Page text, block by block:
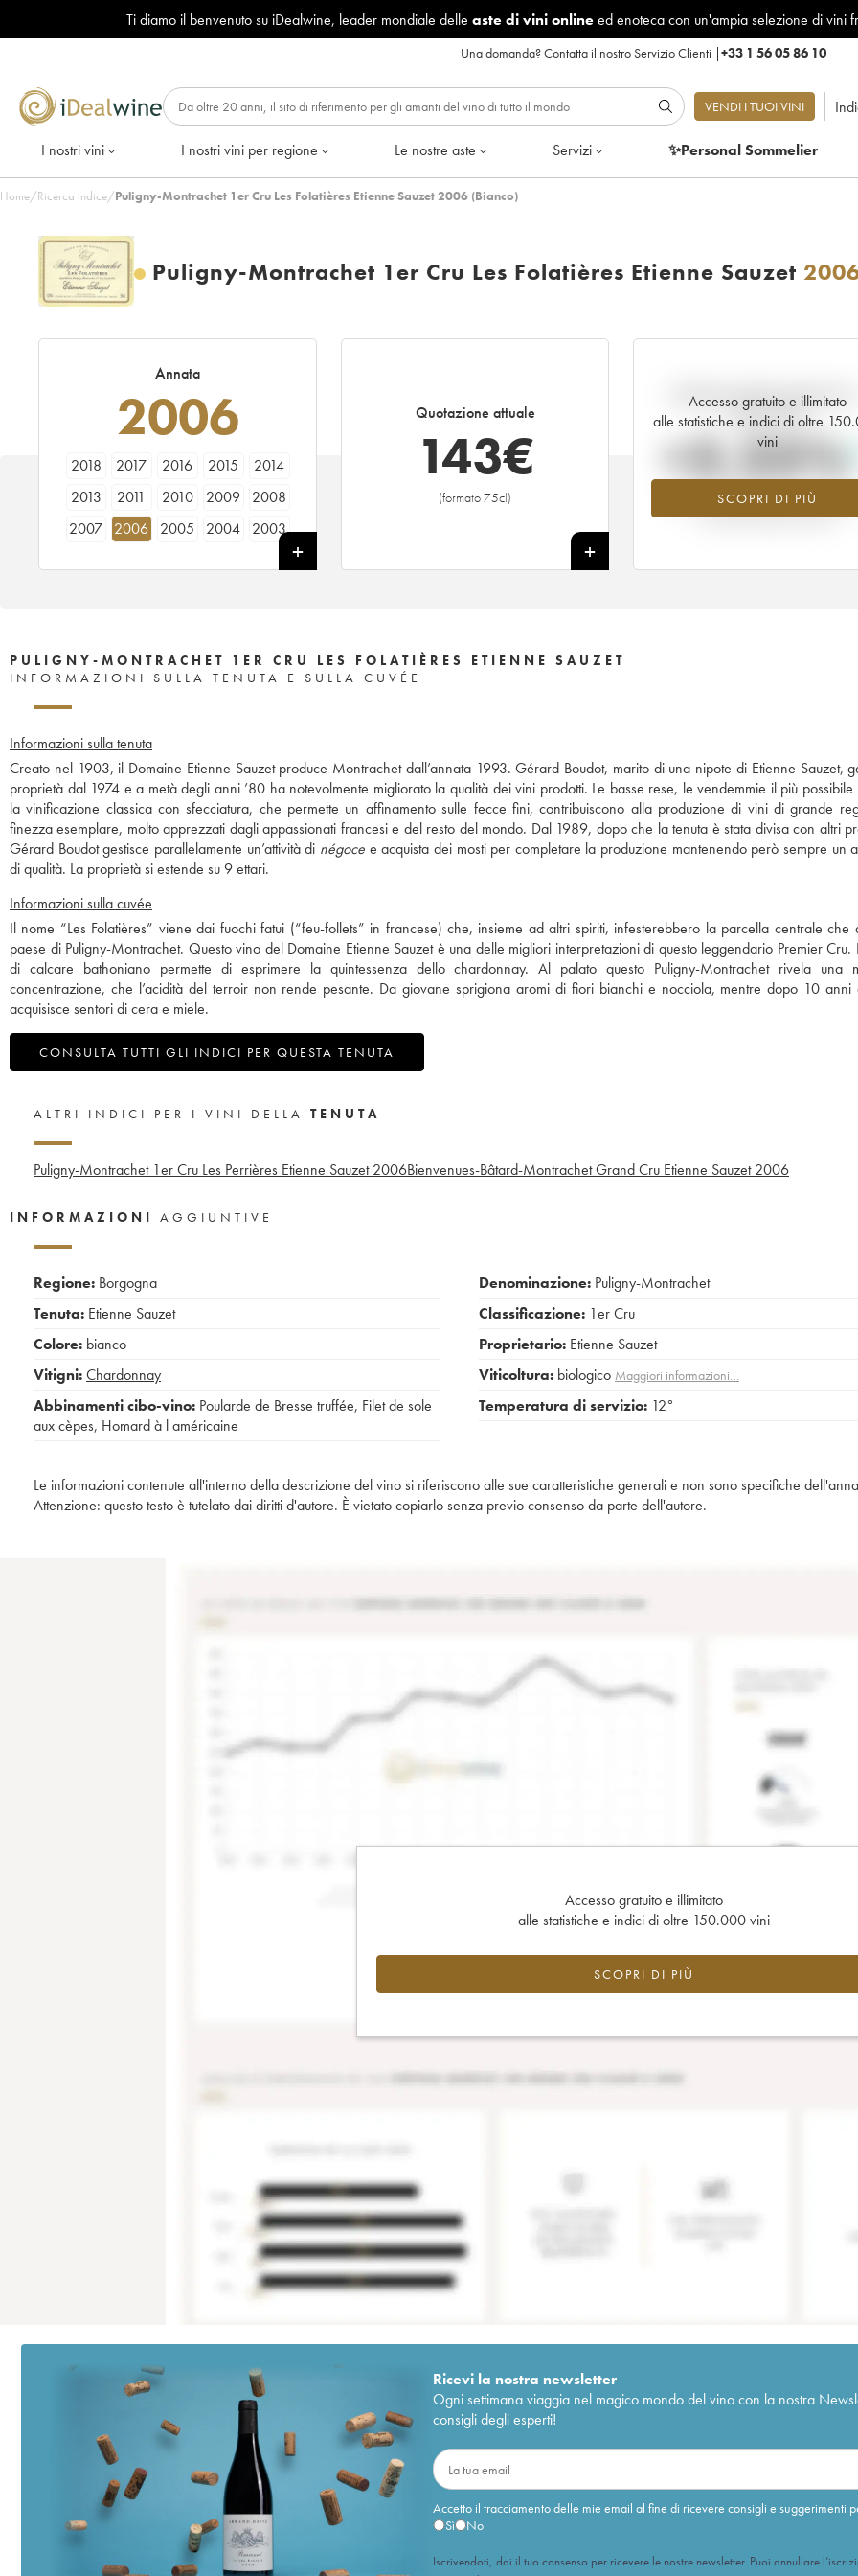
Ti diamo il benvenuto su iDealwine, leader mondiale delle aste di vini onlineed enoteca con un'ampia selezione di vini
Una domanda?Contatta il nostro Servizio Clienti |+33 1 56 05 86 10
VENDI I TUOI VINI
I nostri vini I nostri vini per regione Le nostre aste Servizi ✨Personal Sommelier
Home/Ricerca indice/Puligny-Montrachet 1er Cru Les Folatières Etienne Sauzet 2006 (Bianco)
Puligny-Montrachet 1er Cru Les Folatières Etienne Sauzet
Annata
2006
2018 2017 2016 2015
2014
2013
2011 2010 2009
2008
2007
2006 2005 2004
2003
Quotazione attuale
143€
(formato 75cl)
+
Accesso gratuito e illimitato
alle statistiche e indici di oltre
vini
SCOPRI DI PIÙ
Andamento della quotazione
tempo reale
+2.25%
Valore in aumento per l'annata
nel 2026 rispetto al 2025
PULIGNY-MONTRACHET 1ER CRU LES FOLATIÈRES ETIENNE SAUZET
INFORMAZIONI SULLA TENUTA E SULLA CUVÉE
Informazioni sulla tenuta
Creato nel 1903, il Domaine Etienne Sauzet produce Montrachet dall’annata 1993. Gérard Boudot, marito di una nipote di Etienne Sauzet,
proprietà dal 1974 e a metà degli anni ’80 ha notevolmente migliorato la qualità dei vini prodotti. Le basse rese, le vendemmie il più
la vinificazione classica con sfecciatura, che permette un affinamento sulle fecce fini, contribuiscono alla produzione di vini di grande
finezza esemplare, molto apprezzati dagli appassionati francesi e del resto del mondo. Dal 1989, dopo che la tenuta è stata divisa con altri
Gérard Boudot gestisce parallelamente un’attività di négocee acquista dei mosti per completare la produzione mantenendo però sempre un
di qualità. La proprietà si estende su 9 ettari.
Informazioni sulla cuvée
Il nome “Les Folatières” viene dai fuochi fatui (“feu-follets” in francese) che, insieme ad altri spiriti, infesterebbero la parcella centrale che
paese di Puligny-Montrachet. Questo vino del Domaine Etienne Sauzet è una delle migliori interpretazioni di questo leggendario Premier Cru.
di calcare bathoniano permette di esprimere la quintessenza dello chardonnay. Al palato questo Puligny-Montrachet rivela una
concentrazione, che l’acidità del terroir non rende pesante. Da giovane sprigiona aromi di fiori bianchi e nocciola, mentre dopo 10 anni
acquisisce sentori di cera e miele.
CONSULTA TUTTI GLI INDICI PER QUESTA TENUTA
ALTRI INDICI PER I VINI DELLA TENUTA
Puligny-Montrachet 1er Cru Les Perrières Etienne Sauzet 2006Bienvenues-Bâtard-Montrachet Grand Cru Etienne Sauzet 2006
INFORMAZIONI AGGIUNTIVE
Regione: Borgogna
Tenuta: Etienne Sauzet
Colore: bianco
Vitigni:Chardonnay
Abbinamenti cibo-vino: Poularde de Bresse truffée, Filet de sole
aux cèpes, Homard à l américaine
Denominazione: Puligny-Montrachet
Classificazione: 1er Cru
Proprietario: Etienne Sauzet
Viticoltura: biologico Maggiori informazioni…
Temperatura di servizio: 12°
Le informazioni contenute all'interno della descrizione del vino si riferiscono alle sue caratteristiche generali e non sono specifiche
Attenzione: questo testo è tutelato dai diritti d'autore. È vietato copiarlo senza previo consenso da parte dell'autore.
Accesso gratuito e illimitato
alle statistiche e indici di oltre 150.000 vini
SCOPRI DI PIÙ
Ricevi la nostra newsletter
Ogni settimana viaggia nel magico mondo del vino con la nostra
consigli degli esperti!
Accetto il tracciamento delle mie email al fine di ricevere consigli e suggerimenti
Sì
No
Iscrivendoti, dai il tuo consenso per ricevere le nostre newsletter. Puoi annullare